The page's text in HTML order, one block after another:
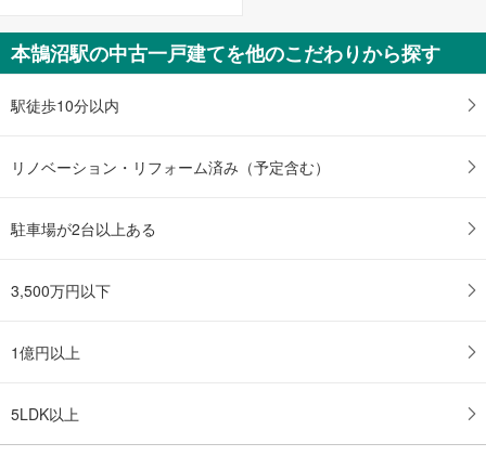
本鵠沼駅の中古一戸建てを他のこだわりから探す
駅徒歩10分以内
リノベーション・リフォーム済み（予定含む）
駐車場が2台以上ある
3,500万円以下
1億円以上
5LDK以上